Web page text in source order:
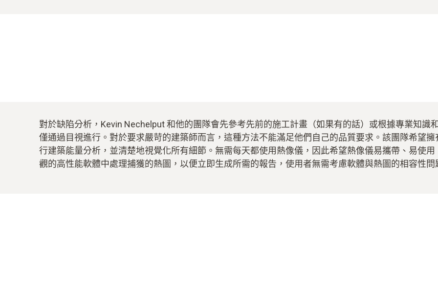
對於缺陷分析，Kevin Nechelput 和他的團隊會先參考先前的施工計畫（如果有的話）或根據專業知識
僅通過目視進行。對於要求嚴苛的建築師而言，這種方法不能滿足他們自己的品質要求。該團隊希望
行建築能量分析，並清楚地視覺化所有細節。無需每天都使用熱像儀，因此希望熱像儀易攜帶、易使
觀的高性能軟體中處理捕獲的熱圖，以便立即生成所需的報告，使用者無需考慮軟體與熱圖的相容性